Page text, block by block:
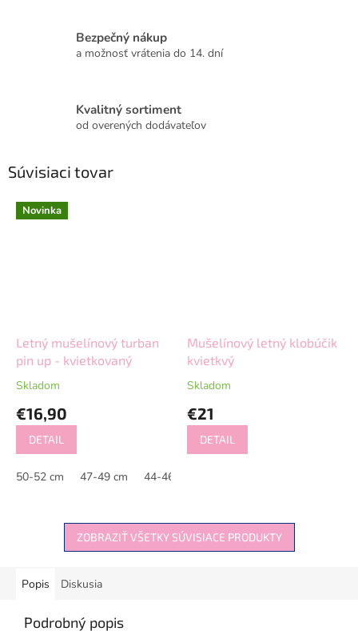
Bezpečný nákup
a možnosť vrátenia do 14. dní
Kvalitný sortiment
od overených dodávateľov
Súvisiaci tovar
Novinka
Letný mušelínový turban
pin up - kvietkovaný
Skladom
€16,90
DETAIL
50-52 cm 47-49 cm 44-46 cm
Mušelínový letný klobúčik
kvietkvý
Skladom
€21
DETAIL
ZOBRAZIŤ VŠETKY SÚVISIACE PRODUKTY
Popis Diskusia
Podrobný popis